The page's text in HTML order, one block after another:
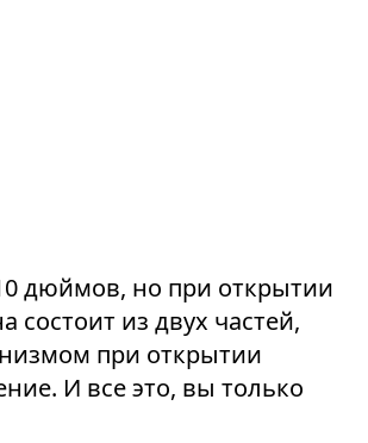
дюймов, но при открытии
из двух частей,
при открытии
И все это, вы только